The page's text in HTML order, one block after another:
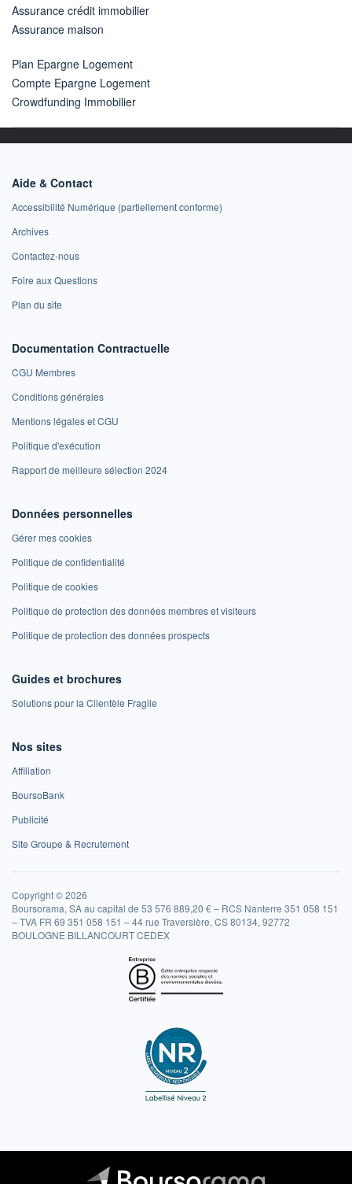
Assurance crédit immobilier
Assurance maison
Plan Epargne Logement
Compte Epargne Logement
Crowdfunding Immobilier
Aide & Contact
Accessibilité Numérique (partiellement conforme)
Archives
Contactez-nous
Foire aux Questions
Plan du site
Documentation Contractuelle
CGU Membres
Conditions générales
Mentions légales et CGU
Politique d'exécution
Rapport de meilleure sélection 2024
Données personnelles
Gérer mes cookies
Politique de confidentialité
Politique de cookies
Politique de protection des données membres et visiteurs
Politique de protection des données prospects
Guides et brochures
Solutions pour la Clientèle Fragile
Nos sites
Affiliation
BoursoBank
Publicité
Site Groupe & Recrutement
Copyright © 2026
Boursorama, SA au capital de 53 576 889,20 € – RCS Nanterre 351 058 151
– TVA FR 69 351 058 151 – 44 rue Traversière, CS 80134, 92772
BOULOGNE BILLANCOURT CEDEX